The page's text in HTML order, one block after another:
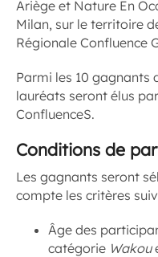
Ariège et Nature En
Milan, sur le territoire
Régionale Confluence
Parmi les 10 gagnants
lauréats seront élus
ConfluenceS.
Conditions de
Les gagnants seront
compte les critères
Âge des
catégorie Wakou